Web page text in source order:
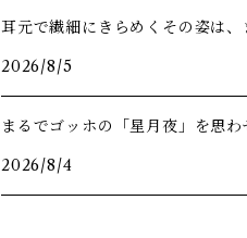
耳元で繊細にきらめくその姿は
2026/8/5
まるでゴッホの「星月夜」を思
2026/8/4